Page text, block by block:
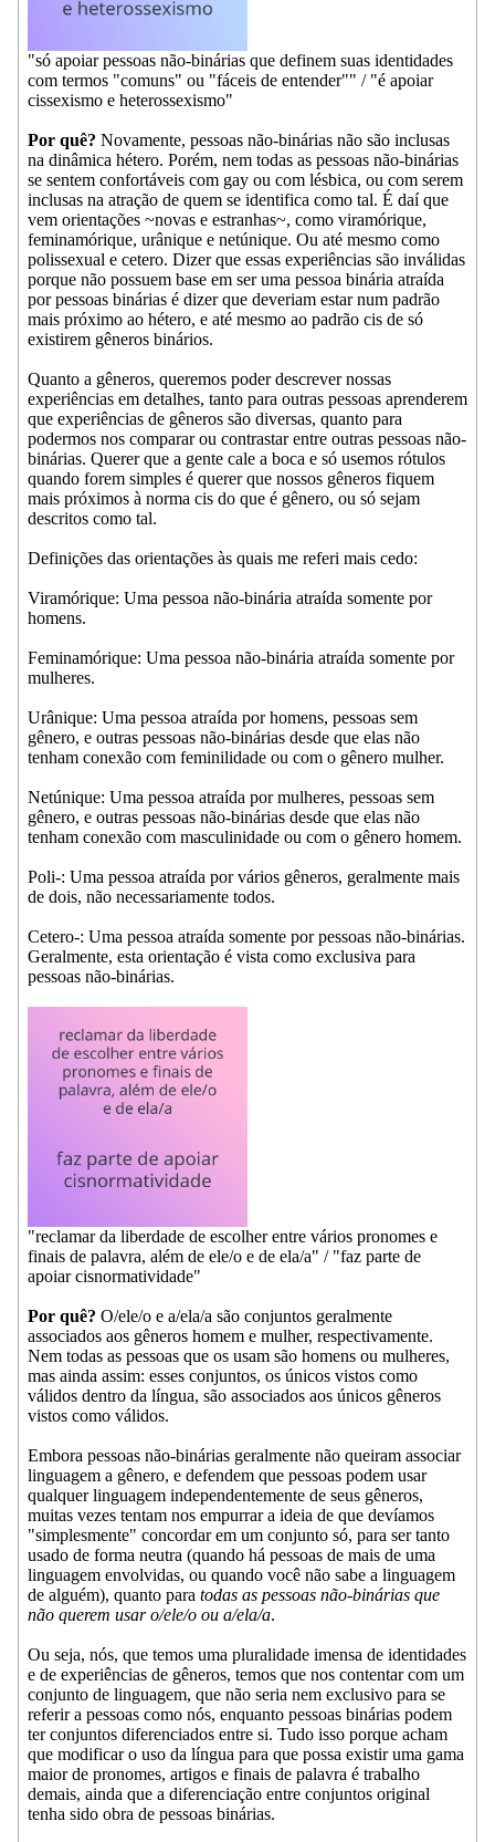
"só apoiar pessoas não-binárias que definem suas identidades
com termos "comuns" ou "fáceis de entender"" / "é apoiar
cissexismo e heterossexismo"
Por quê? Novamente, pessoas não-binárias não são inclusas
na dinâmica hétero. Porém, nem todas as pessoas não-binárias
se sentem confortáveis com gay ou com lésbica, ou com serem
inclusas na atração de quem se identifica como tal. É daí que
vem orientações ~novas e estranhas~, como viramórique,
feminamórique, urânique e netúnique. Ou até mesmo como
polissexual e cetero. Dizer que essas experiências são inválidas
porque não possuem base em ser uma pessoa binária atraída
por pessoas binárias é dizer que deveriam estar num padrão
mais próximo ao hétero, e até mesmo ao padrão cis de só
existirem gêneros binários.
Quanto a gêneros, queremos poder descrever nossas
experiências em detalhes, tanto para outras pessoas aprenderem
que experiências de gêneros são diversas, quanto para
podermos nos comparar ou contrastar entre outras pessoas não-
binárias. Querer que a gente cale a boca e só usemos rótulos
quando forem simples é querer que nossos gêneros fiquem
mais próximos à norma cis do que é gênero, ou só sejam
descritos como tal.
Definições das orientações às quais me referi mais cedo:
Viramórique: Uma pessoa não-binária atraída somente por
homens.
Feminamórique: Uma pessoa não-binária atraída somente por
mulheres.
Urânique: Uma pessoa atraída por homens, pessoas sem
gênero, e outras pessoas não-binárias desde que elas não
tenham conexão com feminilidade ou com o gênero mulher.
Netúnique: Uma pessoa atraída por mulheres, pessoas sem
gênero, e outras pessoas não-binárias desde que elas não
tenham conexão com masculinidade ou com o gênero homem.
Poli-: Uma pessoa atraída por vários gêneros, geralmente mais
de dois, não necessariamente todos.
Cetero-: Uma pessoa atraída somente por pessoas não-binárias.
Geralmente, esta orientação é vista como exclusiva para
pessoas não-binárias.
"reclamar da liberdade de escolher entre vários pronomes e
finais de palavra, além de ele/o e de ela/a" / "faz parte de
apoiar cisnormatividade"
Por quê? O/ele/o e a/ela/a são conjuntos geralmente
associados aos gêneros homem e mulher, respectivamente.
Nem todas as pessoas que os usam são homens ou mulheres,
mas ainda assim: esses conjuntos, os únicos vistos como
válidos dentro da língua, são associados aos únicos gêneros
vistos como válidos.
Embora pessoas não-binárias geralmente não queiram associar
linguagem a gênero, e defendem que pessoas podem usar
qualquer linguagem independentemente de seus gêneros,
muitas vezes tentam nos empurrar a ideia de que devíamos
"simplesmente" concordar em um conjunto só, para ser tanto
usado de forma neutra (quando há pessoas de mais de uma
linguagem envolvidas, ou quando você não sabe a linguagem
de alguém), quanto para todas as pessoas não-binárias que
não querem usar o/ele/o ou a/ela/a.
Ou seja, nós, que temos uma pluralidade imensa de identidades
e de experiências de gêneros, temos que nos contentar com um
conjunto de linguagem, que não seria nem exclusivo para se
referir a pessoas como nós, enquanto pessoas binárias podem
ter conjuntos diferenciados entre si. Tudo isso porque acham
que modificar o uso da língua para que possa existir uma gama
maior de pronomes, artigos e finais de palavra é trabalho
demais, ainda que a diferenciação entre conjuntos original
tenha sido obra de pessoas binárias.